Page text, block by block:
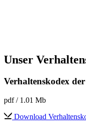
Unser
Verhaltenskodex
pdf/ 1.01 Mb
Download